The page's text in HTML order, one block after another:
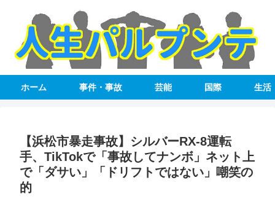
ホーム 事件・事故 芸能 国際 生活
【浜松市暴走事故】シルバーRX-8運転
手、TikTokで「事故してナンボ」ネット上
で「ダサい」「ドリフトではない」嘲笑の
的